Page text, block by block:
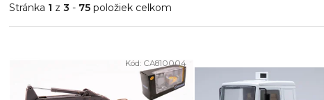
Stránka 1 z 3 - 75 položiek celkom
Kód: CA810004